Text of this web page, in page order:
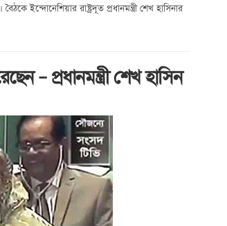
ইন্দোনেশিয়ার রাষ্ট্রদূত প্রধানমন্ত্রী শেখ হাসিনার
– প্রধানমন্ত্রী শেখ হাসিন